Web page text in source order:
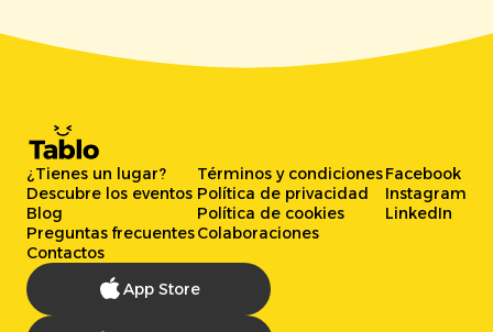
¿Tienes un lugar?
Descubre los eventos
Blog
Preguntas frecuentes
Contactos
Términos y condiciones
Política de privacidad
Política de cookies
Colaboraciones
Facebook
Instagram
LinkedIn
App Store